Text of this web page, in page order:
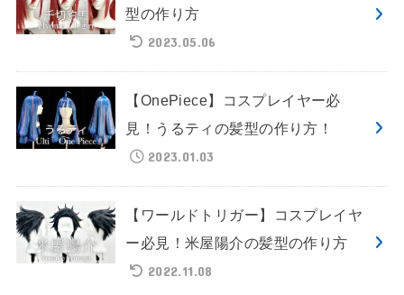
型の作り方
2023.05.06
【OnePiece】コスプレイヤー必
見！うるティの髪型の作り方！
2023.01.03
【ワールドトリガー】コスプレイヤ
ー必見！米屋陽介の髪型の作り方
2022.11.08